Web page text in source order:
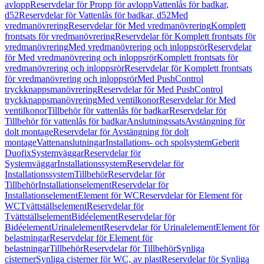
avloppReservdelar för Propp för avloppVattenlås för badkar,
d52Reservdelar för Vattenlås för badkar, d52Med
vredmanövreringReservdelar för Med vredmanövreringKomplett
frontsats för vredmanövreringReservdelar för Komplett frontsats för
vredmanövreringMed vredmanövrering och inloppsrörReservdelar
för Med vredmanövrering och inloppsrörKomplett frontsats för
vredmanövrering och inloppsrörReservdelar för Komplett frontsats
för vredmanövrering och inloppsrörMed PushControl
tryckknappsmanövreringReservdelar för Med PushControl
tryckknappsmanövreringMed ventilkonorReservdelar för Med
ventilkonorTillbehör för vattenlås för badkarReservdelar för
Tillbehör för vattenlås för badkarAnslutningssatsAvstängning för
dolt montageReservdelar för Avstängning för dolt
montageVattenanslutningarInstallations- och spolsystemGeberit
DuofixSystemväggarReservdelar för
SystemväggarInstallationssystemReservdelar för
InstallationssystemTillbehörReservdelar för
TillbehörInstallationselementReservdelar för
InstallationselementElement för WCReservdelar för Element för
WCTvättställselementReservdelar för
TvättställselementBidéelementReservdelar för
BidéelementUrinalelementReservdelar för UrinalelementElement för
belastningarReservdelar för Element för
belastningarTillbehörReservdelar för TillbehörSynliga
cisternerSynliga cisterner för WC, av plastReservdelar för Synliga